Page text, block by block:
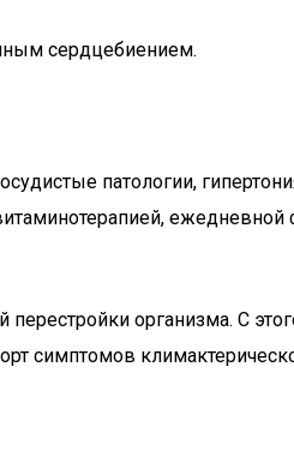
сердцебиением.
патологии,
ежедневной
организма. С
симптомов